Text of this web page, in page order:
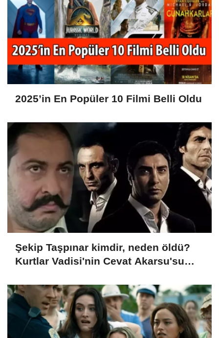
2025’in En Popüler 10 Filmi Belli Oldu
Şekip Taşpınar kimdir, neden öldü?
Kurtlar Vadisi'nin Cevat Akarsu'su